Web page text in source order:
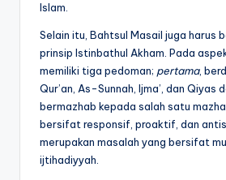
Islam.
Selain itu, Bahtsul Masail juga harus
prinsip Istinbathul Akham. Pada
memiliki tiga pedoman; pertama,
Qur’an, As-Sunnah, Ijma’, dan Qiyas
bermazhab kepada salah satu
bersifat responsif, proaktif, dan
merupakan masalah yang bersifat
ijtihadiyyah.